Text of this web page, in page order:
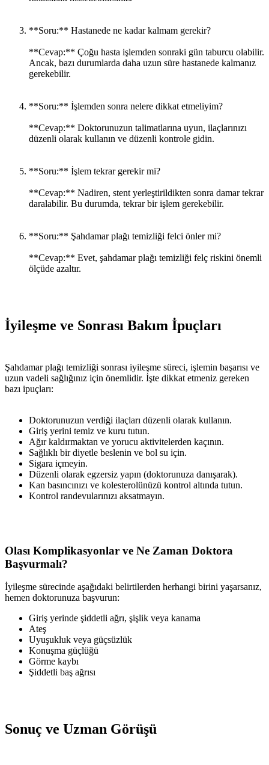
**Soru:** Hastanede ne kadar kalmam gerekir?
**Cevap:** Çoğu hasta işlemden sonraki gün taburcu olabilir.
Ancak, bazı durumlarda daha uzun süre hastanede kalmanız
gerekebilir.
**Soru:** İşlemden sonra nelere dikkat etmeliyim?
**Cevap:** Doktorunuzun talimatlarına uyun, ilaçlarınızı
düzenli olarak kullanın ve düzenli kontrole gidin.
**Soru:** İşlem tekrar gerekir mi?
**Cevap:** Nadiren, stent yerleştirildikten sonra damar tekrar
daralabilir. Bu durumda, tekrar bir işlem gerekebilir.
**Soru:** Şahdamar plağı temizliği felci önler mi?
**Cevap:** Evet, şahdamar plağı temizliği felç riskini önemli
ölçüde azaltır.
İyileşme ve Sonrası Bakım İpuçları
Şahdamar plağı temizliği sonrası iyileşme süreci, işlemin başarısı ve
uzun vadeli sağlığınız için önemlidir. İşte dikkat etmeniz gereken
bazı ipuçları:
Doktorunuzun verdiği ilaçları düzenli olarak kullanın.
Giriş yerini temiz ve kuru tutun.
Ağır kaldırmaktan ve yorucu aktivitelerden kaçının.
Sağlıklı bir diyetle beslenin ve bol su için.
Sigara içmeyin.
Düzenli olarak egzersiz yapın (doktorunuza danışarak).
Kan basıncınızı ve kolesterolünüzü kontrol altında tutun.
Kontrol randevularınızı aksatmayın.
Olası Komplikasyonlar ve Ne Zaman Doktora
Başvurmalı?
İyileşme sürecinde aşağıdaki belirtilerden herhangi birini yaşarsanız,
hemen doktorunuza başvurun:
Giriş yerinde şiddetli ağrı, şişlik veya kanama
Ateş
Uyuşukluk veya güçsüzlük
Konuşma güçlüğü
Görme kaybı
Şiddetli baş ağrısı
Sonuç ve Uzman Görüşü